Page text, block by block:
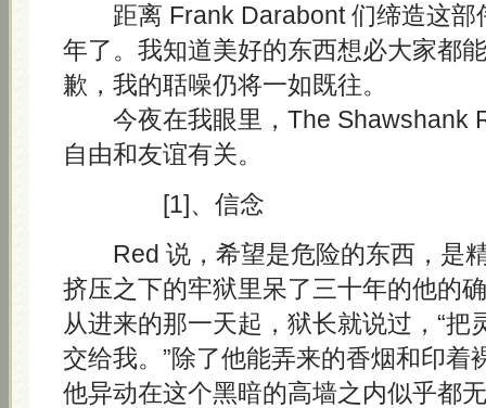
距离 Frank Darabont 们缔造这部
年了。我知道美好的东西想必大家都
歉，我的聒噪仍将一如既往。
今夜在我眼里，The Shawshank
自由和友谊有关。
[1]、信念
Red 说，希望是危险的东西，是
挤压之下的牢狱里呆了三十年的他的
从进来的那一天起，狱长就说过，“把
交给我。”除了他能弄来的香烟和印着
他异动在这个黑暗的高墙之内似乎都